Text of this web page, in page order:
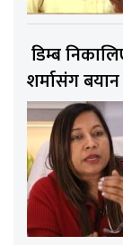
डिम्ब
शर्मासंग बयान